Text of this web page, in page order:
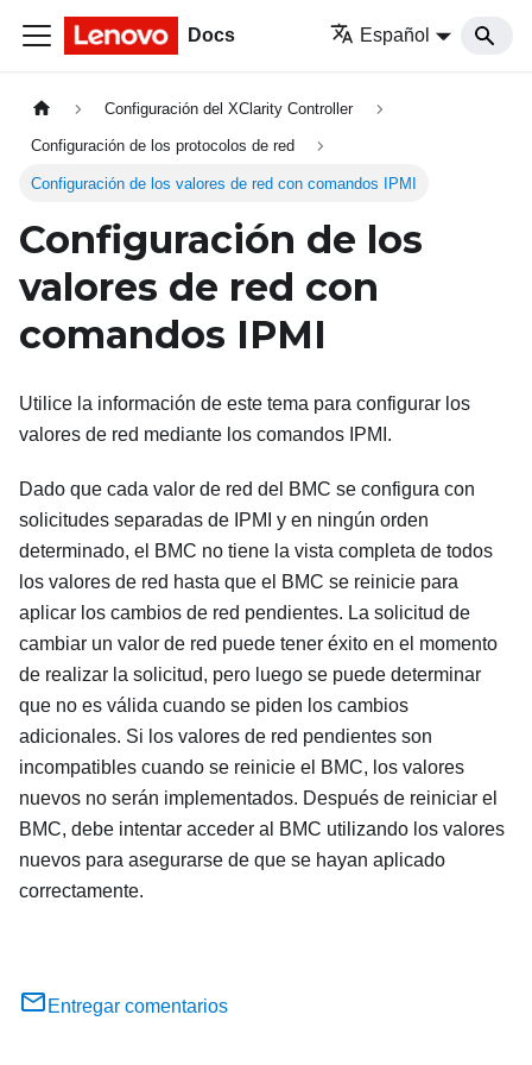
Docs Español
Configuración del XClarity Controller
Configuración de los protocolos de red
Configuración de los valores de red con comandos IPMI
Configuración de los
valores de red con
comandos IPMI
Utilice la información de este tema para configurar los
valores de red mediante los comandos IPMI.
Dado que cada valor de red del BMC se configura con
solicitudes separadas de IPMI y en ningún orden
determinado, el BMC no tiene la vista completa de todos
los valores de red hasta que el BMC se reinicie para
aplicar los cambios de red pendientes. La solicitud de
cambiar un valor de red puede tener éxito en el momento
de realizar la solicitud, pero luego se puede determinar
que no es válida cuando se piden los cambios
adicionales. Si los valores de red pendientes son
incompatibles cuando se reinicie el BMC, los valores
nuevos no serán implementados. Después de reiniciar el
BMC, debe intentar acceder al BMC utilizando los valores
nuevos para asegurarse de que se hayan aplicado
correctamente.
Entregar comentarios